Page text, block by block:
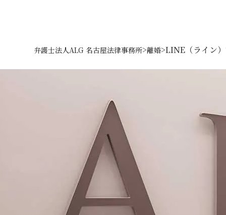
弁護士法人ALG 名古屋法律事務所>離婚>LINE（ライン